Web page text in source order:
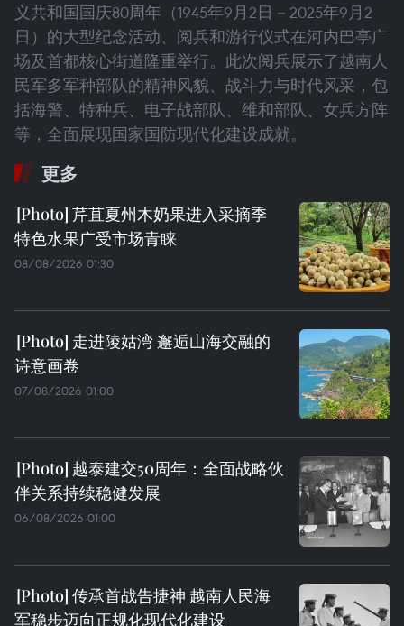
义共和国国庆80周年（1945年9月2日－2025年9月2
日）的大型纪念活动、阅兵和游行仪式在河内巴亭广
场及首都核心街道隆重举行。此次阅兵展示了越南人
民军多军种部队的精神风貌、战斗力与时代风采，包
括海警、特种兵、电子战部队、维和部队、女兵方阵
等，全面展现国家国防现代化建设成就。
更多
芹苴夏州木奶果进入采摘季
特色水果广受市场青睐
08/08/2026 01:30
走进陵姑湾 邂逅山海交融的
诗意画卷
07/08/2026 01:00
越泰建交50周年：全面战略伙
伴关系持续稳健发展
06/08/2026 01:00
传承首战告捷神 越南人民海
军稳步迈向正规化现代化建设